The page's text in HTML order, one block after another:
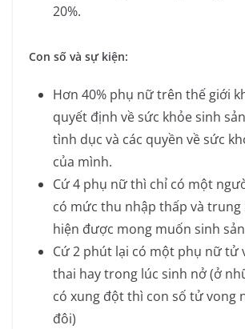
20%.
Con số và sự kiện:
Hơn 40% phụ nữ trên thế giới
quyết định về sức khỏe sinh
tình dục và các quyền về sức
của mình.
Cứ 4 phụ nữ thì chỉ có một
có mức thu nhập thấp và
hiện được mong muốn sinh
Cứ 2 phút lại có một phụ nữ tử
thai hay trong lúc sinh nở (ở
có xung đột thì con số tử vong
đôi)